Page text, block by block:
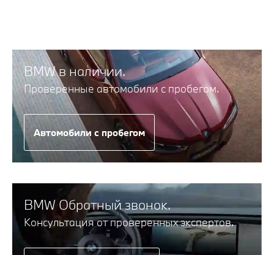
BMW в наличии.
Проверенные автомобили с пробегом.
Автомобили с пробегом
BMW Обратный звонок.
Консультация от проверенных экспертов.